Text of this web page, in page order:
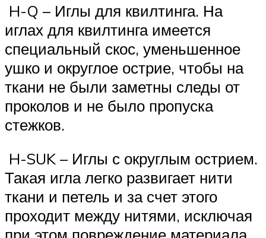
H-Q – Иглы для квилтинга. На
иглах для квилтинга имеется
специальный скос, уменьшенное
ушко и округлое острие, чтобы на
ткани не были заметны следы от
проколов и не было пропуска
стежков.
H-SUK – Иглы с округлым острием.
Такая игла легко развигает нити
ткани и петель и за счет этого
проходит между нитями, исключая